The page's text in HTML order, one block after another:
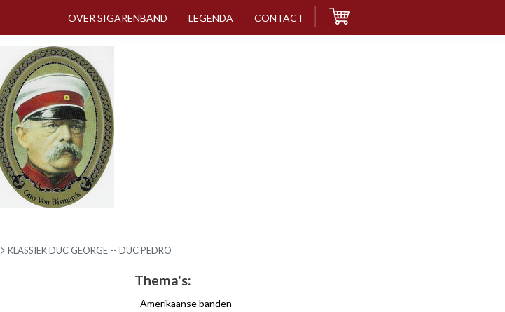
OVER SIGARENBAND LEGENDA CONTACT
KLASSIEK DUC GEORGE -- DUC PEDRO
Thema's:
Amerikaanse banden